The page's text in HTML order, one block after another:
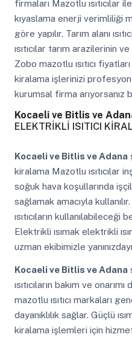
firmaları Mazotlu ısıtıcılar
kıyaslama enerji verimliliği
göre yapılır. Tarım alanı
ısıtıcılar tarım arazilerinin ve
Zobo mazotlu ısıtıcı
kiralama işlerinizi
kurumsal firma arıyorsanız
Kocaeli ve Bitlis ve
ELEKTRİKLİ ISITICI
Kocaeli ve Bitlis ve Adana
kiralama Mazotlu ısıtıcılar
soğuk hava koşullarında
sağlamak amacıyla kullanılır.
ısıtıcıların kullanılabileceği
Elektrikli ısımak elektrikli
uzman ekibimizle
Kocaeli ve Bitlis ve Adana
ısıtıcıların bakım ve
mazotlu ısıtıcı markaları
dayanıklılık sağlar. Güçlü
kiralama işlemleri için